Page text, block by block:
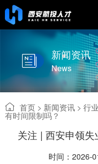
新闻资讯
News
首页 > 新闻资讯 > 行
有时间限制吗？
关注 | 西安申领失
时间：2026-